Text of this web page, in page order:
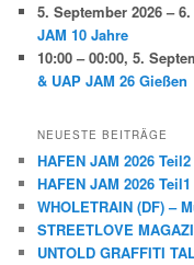
5. September 2026 –
JAM 10 Jahre
10:00 – 00:00,5.
& UAP JAM 26 Gießen
NEUESTE BEITRÄGE
HAFEN JAM 2026 Teil2
HAFEN JAM 2026 Teil1
WHOLETRAIN (DF) –
STREETLOVE
UNTOLD GRAFFITI